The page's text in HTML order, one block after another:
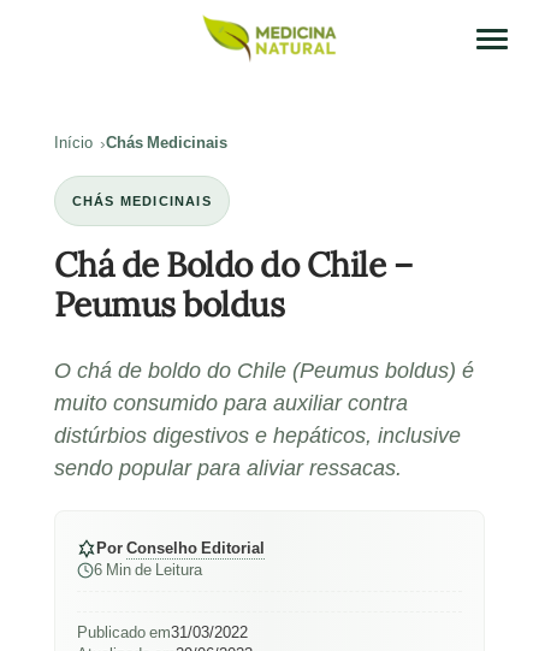
Início Chás Medicinais
CHÁS MEDICINAIS
Chá de Boldo do Chile –
Peumus boldus
O chá de boldo do Chile (Peumus boldus) é
muito consumido para auxiliar contra
distúrbios digestivos e hepáticos, inclusive
sendo popular para aliviar ressacas.
PorConselho Editorial
6 Min de Leitura
Publicado em31/03/2022